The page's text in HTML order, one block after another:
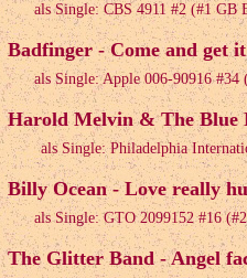
als Single: CBS 4911 #2 (#1 GB
Badfinger - Come and get
als Single: Apple 006-90916 #34
Harold Melvin & The Blue
als Single: Philadelphia
Billy Ocean - Love really
als Single: GTO 2099152 #16
The Glitter Band - Angel